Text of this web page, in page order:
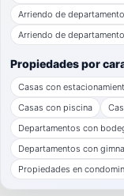
Arriendo de
Arriendo de
Propiedades por
Casas con
Casas con piscina
Departamentos con
Departamentos con
Propiedades en